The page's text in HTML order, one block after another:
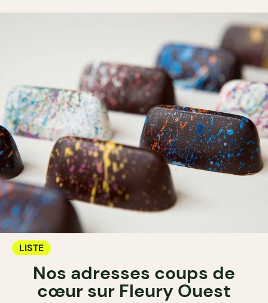
LISTE
Nos adresses coups de
cœur sur Fleury Ouest